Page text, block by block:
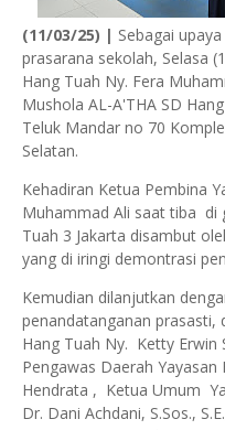
(11/03/25) | Sebagai
prasarana sekolah, Selasa
Hang Tuah Ny. Fera
Mushola AL-A'THA SD
Teluk Mandar no 70
Selatan.
Kehadiran Ketua Pembina
Muhammad Ali saat tiba di
Tuah 3 Jakarta disambut
yang di iringi demontrasi
Kemudian dilanjutkan
penandatanganan prasasti,
Hang Tuah Ny. Ketty Erwin
Pengawas Daerah
Hendrata , Ketua Umum
Dr. Dani Achdani, S.Sos.,